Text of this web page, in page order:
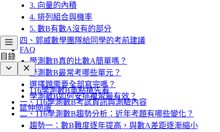
3. 向量的內積
4. 排列組合與機率
5. 數B有數A沒有的部分
四、郭威數學團隊給同學的考前建議
FAQ
學測數B真的比數A簡單嗎？
學測數B最常考哪些單元？
選擇題需要全部寫完嗎？
學測數B如何安排複習最有效？
延伸閱讀
目錄
116學測數B重點搶先看
一、116學測數B考試資訊與測驗內容
二、116學測數B趨勢分析：近年考題有哪些變化？
趨勢一：數B難度逐年提高，與數A差距逐漸縮小